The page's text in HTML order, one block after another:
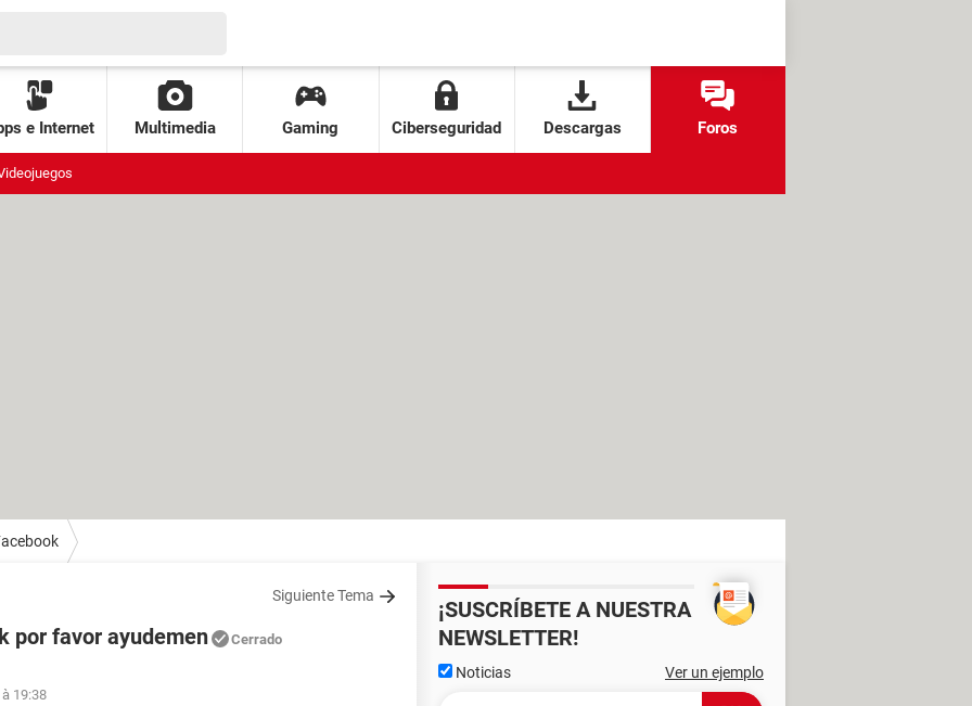
e Internet Multimedia Gaming Ciberseguridad Descargas Foros
Siguiente Tema
por favor ayudemen Cerrado
19:38
¡SUSCRÍBETE A NUESTRA
NEWSLETTER!
Noticias Ver un ejemplo